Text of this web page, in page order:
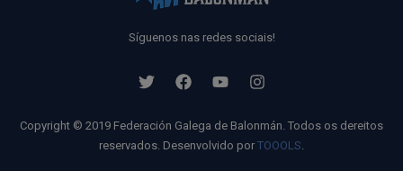
Síguenos nas redes sociais!
Copyright © 2019 Federación Galega de Balonmán. Todos os dereitos
reservados. Desenvolvido por TOOOLS.